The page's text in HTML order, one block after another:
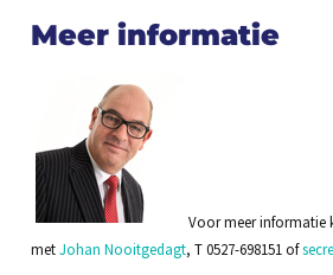
Meer informatie
Voor meer informatie
metJohan Nooitgedagt, T 0527-698151 of